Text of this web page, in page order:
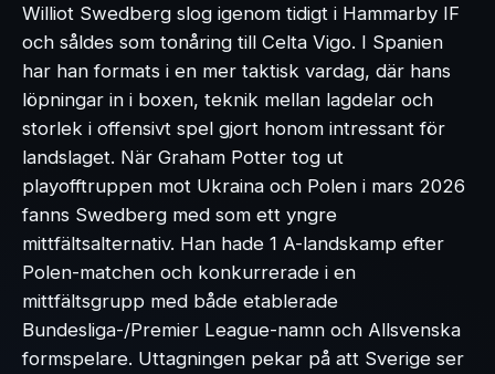
Williot Swedberg slog igenom tidigt i Hammarby IF
och såldes som tonåring till Celta Vigo. I Spanien
har han formats i en mer taktisk vardag, där hans
löpningar in i boxen, teknik mellan lagdelar och
storlek i offensivt spel gjort honom intressant för
landslaget. När Graham Potter tog ut
playofftruppen mot Ukraina och Polen i mars 2026
fanns Swedberg med som ett yngre
mittfältsalternativ. Han hade 1 A-landskamp efter
Polen-matchen och konkurrerade i en
mittfältsgrupp med både etablerade
Bundesliga-/Premier League-namn och Allsvenska
formspelare. Uttagningen pekar på att Sverige ser